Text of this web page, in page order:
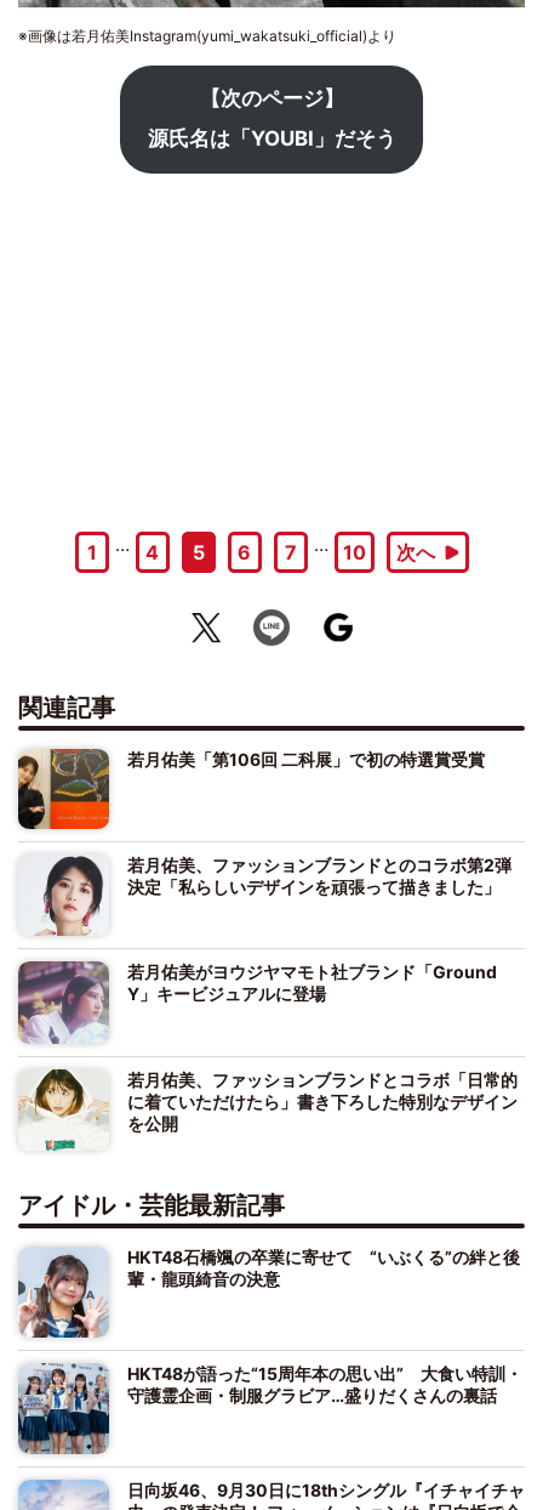
※画像は若月佑美Instagram(yumi_wakatsuki_official)より
【次のページ】
源氏名は「YOUBI」だそう
1 … 4 5 6 7 … 10 次へ
関連記事
若月佑美「第106回 二科展」で初の特選賞受賞
若月佑美、ファッションブランドとのコラボ第2弾
決定「私らしいデザインを頑張って描きました」
若月佑美がヨウジヤマモト社ブランド「Ground
Y」キービジュアルに登場
若月佑美、ファッションブランドとコラボ「日常的
に着ていただけたら」書き下ろした特別なデザイン
を公開
アイドル・芸能最新記事
HKT48石橋颯の卒業に寄せて “いぶくる”の絆と後
輩・龍頭綺音の決意
HKT48が語った“15周年本の思い出” 大食い特訓・
守護霊企画・制服グラビア…盛りだくさんの裏話
日向坂46、9月30日に18thシングル『イチャイチャ